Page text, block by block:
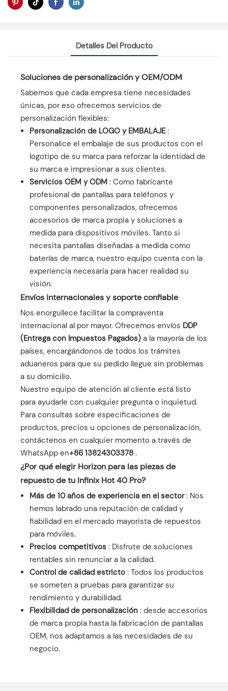
Detalles Del Producto
Soluciones de personalización y OEM/ODM
Sabemos que cada empresa tiene necesidades
únicas, por eso ofrecemos servicios de
personalización flexibles:
Personalización de LOGO y EMBALAJE:
Personalice el embalaje de sus productos con el
logotipo de su marca para reforzar la identidad de
su marca e impresionar a sus clientes.
Servicios OEM y ODM : Como fabricante
profesional de pantallas para teléfonos y
componentes personalizados, ofrecemos
accesorios de marca propia y soluciones a
medida para dispositivos móviles. Tanto si
necesita pantallas diseñadas a medida como
baterías de marca, nuestro equipo cuenta con la
experiencia necesaria para hacer realidad su
visión.
Envíos internacionales y soporte confiable
Nos enorgullece facilitar la compraventa
internacional al por mayor. Ofrecemos envíos DDP
(Entrega con Impuestos Pagados) a la mayoría de los
países, encargándonos de todos los trámites
aduaneros para que su pedido llegue sin problemas
a su domicilio.
Nuestro equipo de atención al cliente está listo
para ayudarle con cualquier pregunta o inquietud.
Para consultas sobre especificaciones de
productos, precios u opciones de personalización,
contáctenos en cualquier momento a través de
WhatsApp en+86 13824303378 .
¿Por qué elegir Horizon para las piezas de
repuesto de tu Infinix Hot 40 Pro?
Más de 10 años de experiencia en el sector: Nos
hemos labrado una reputación de calidad y
fiabilidad en el mercado mayorista de repuestos
para móviles.
Precios competitivos : Disfrute de soluciones
rentables sin renunciar a la calidad.
Control de calidad estricto : Todos los productos
se someten a pruebas para garantizar su
rendimiento y durabilidad.
Flexibilidad de personalización : desde accesorios
de marca propia hasta la fabricación de pantallas
OEM, nos adaptamos a las necesidades de su
negocio.